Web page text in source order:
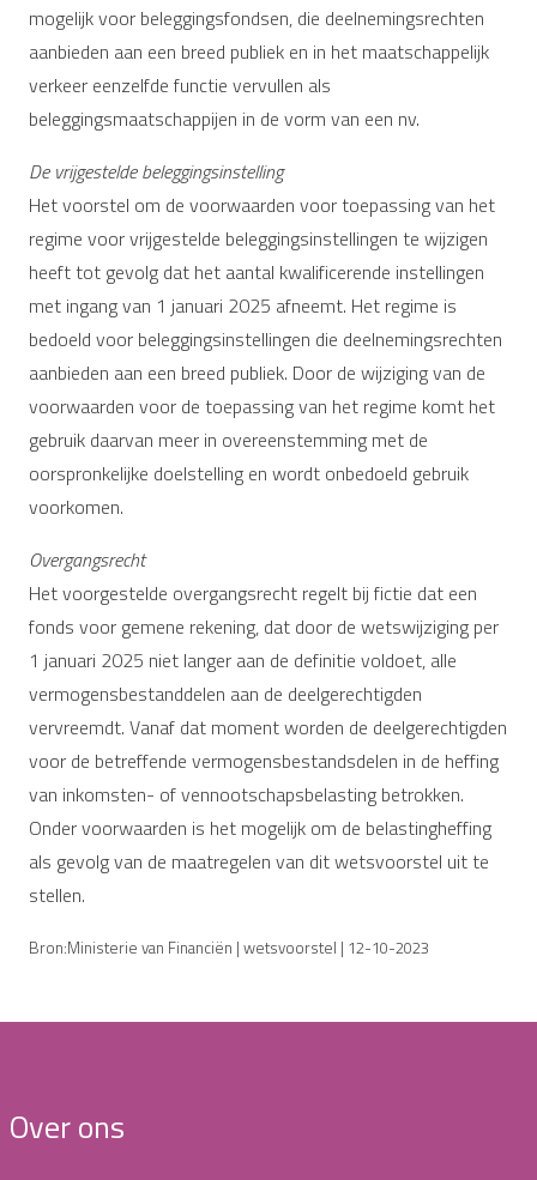
mogelijk voor beleggingsfondsen, die deelnemingsrechten
aanbieden aan een breed publiek en in het maatschappelijk
verkeer eenzelfde functie vervullen als
beleggingsmaatschappijen in de vorm van een nv.
De vrijgestelde beleggingsinstelling
Het voorstel om de voorwaarden voor toepassing van het
regime voor vrijgestelde beleggingsinstellingen te wijzigen
heeft tot gevolg dat het aantal kwalificerende instellingen
met ingang van 1 januari 2025 afneemt. Het regime is
bedoeld voor beleggingsinstellingen die deelnemingsrechten
aanbieden aan een breed publiek. Door de wijziging van de
voorwaarden voor de toepassing van het regime komt het
gebruik daarvan meer in overeenstemming met de
oorspronkelijke doelstelling en wordt onbedoeld gebruik
voorkomen.
Overgangsrecht
Het voorgestelde overgangsrecht regelt bij fictie dat een
fonds voor gemene rekening, dat door de wetswijziging per
1 januari 2025 niet langer aan de definitie voldoet, alle
vermogensbestanddelen aan de deelgerechtigden
vervreemdt. Vanaf dat moment worden de deelgerechtigden
voor de betreffende vermogensbestandsdelen in de heffing
van inkomsten- of vennootschapsbelasting betrokken.
Onder voorwaarden is het mogelijk om de belastingheffing
als gevolg van de maatregelen van dit wetsvoorstel uit te
stellen.
Bron:Ministerie van Financiën | wetsvoorstel | 12-10-2023
Over ons